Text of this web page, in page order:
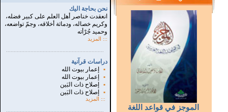
نحن بحاجة اليك
انعقدت خناصر أهل العلم على كبير فضله،
وكريم خصاله، ودماثة أخلاقه، وجمّ تواضعه،
وحميد جُرْأته
::: المزيد
دراسات قرآنية
▪
إعمار بيوت الله
▪
إعمار بيوت الله
▪
إصلاح ذات البَين
▪
إصلاح ذات البَين
:::
المزيد
الموجز في قواعد اللغة